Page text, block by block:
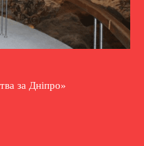
за Дніпро»